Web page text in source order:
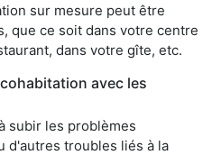
sur mesure peut être
que ce soit dans votre centre
dans votre gîte, etc.
avec les
subir les problèmes
d'autres troubles liés à la